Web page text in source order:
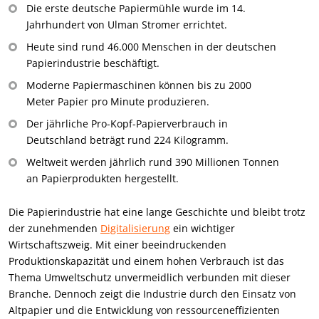
Die erste deutsche Papiermühle wurde im 14.
Jahrhundert von Ulman Stromer errichtet.
Heute sind rund 46.000 Menschen in der deutschen
Papierindustrie beschäftigt.
Moderne Papiermaschinen können bis zu 2000
Meter Papier pro Minute produzieren.
Der jährliche Pro-Kopf-Papierverbrauch in
Deutschland beträgt rund 224 Kilogramm.
Weltweit werden jährlich rund 390 Millionen Tonnen
an Papierprodukten hergestellt.
Die Papierindustrie hat eine lange Geschichte und bleibt trotz
der zunehmenden Digitalisierung ein wichtiger
Wirtschaftszweig. Mit einer beeindruckenden
Produktionskapazität und einem hohen Verbrauch ist das
Thema Umweltschutz unvermeidlich verbunden mit dieser
Branche. Dennoch zeigt die Industrie durch den Einsatz von
Altpapier und die Entwicklung von ressourceneffizienten